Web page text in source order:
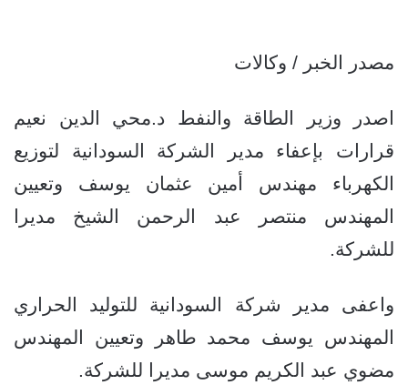
مصدر الخبر / وكالات
اصدر وزير الطاقة والنفط د.محي الدين نعيم
قرارات بإعفاء مدير الشركة السودانية لتوزيع
الكهرباء مهندس أمين عثمان يوسف وتعيين
المهندس منتصر عبد الرحمن الشيخ مديرا
للشركة.
واعفى مدير شركة السودانية للتوليد الحراري
المهندس يوسف محمد طاهر وتعيين المهندس
مضوي عبد الكريم موسى مديرا للشركة.